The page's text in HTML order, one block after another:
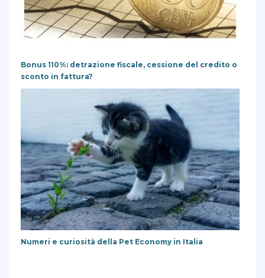
Bonus 110%: detrazione fiscale, cessione del credito o
sconto in fattura?
Numeri e curiosità della Pet Economy in Italia